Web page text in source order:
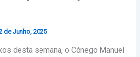
de Junho, 2025
desta semana, o Cónego Manuel